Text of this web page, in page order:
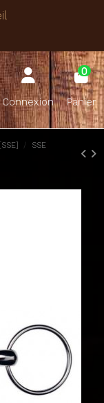
Connexion
0
Panier
SSE